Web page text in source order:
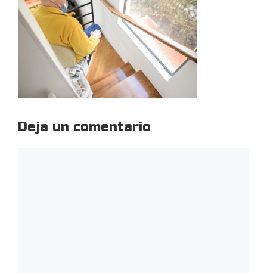
Deja un comentario